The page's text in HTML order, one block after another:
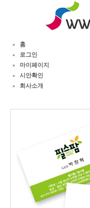
홈
로그인
마이페이지
시안확인
회사소개